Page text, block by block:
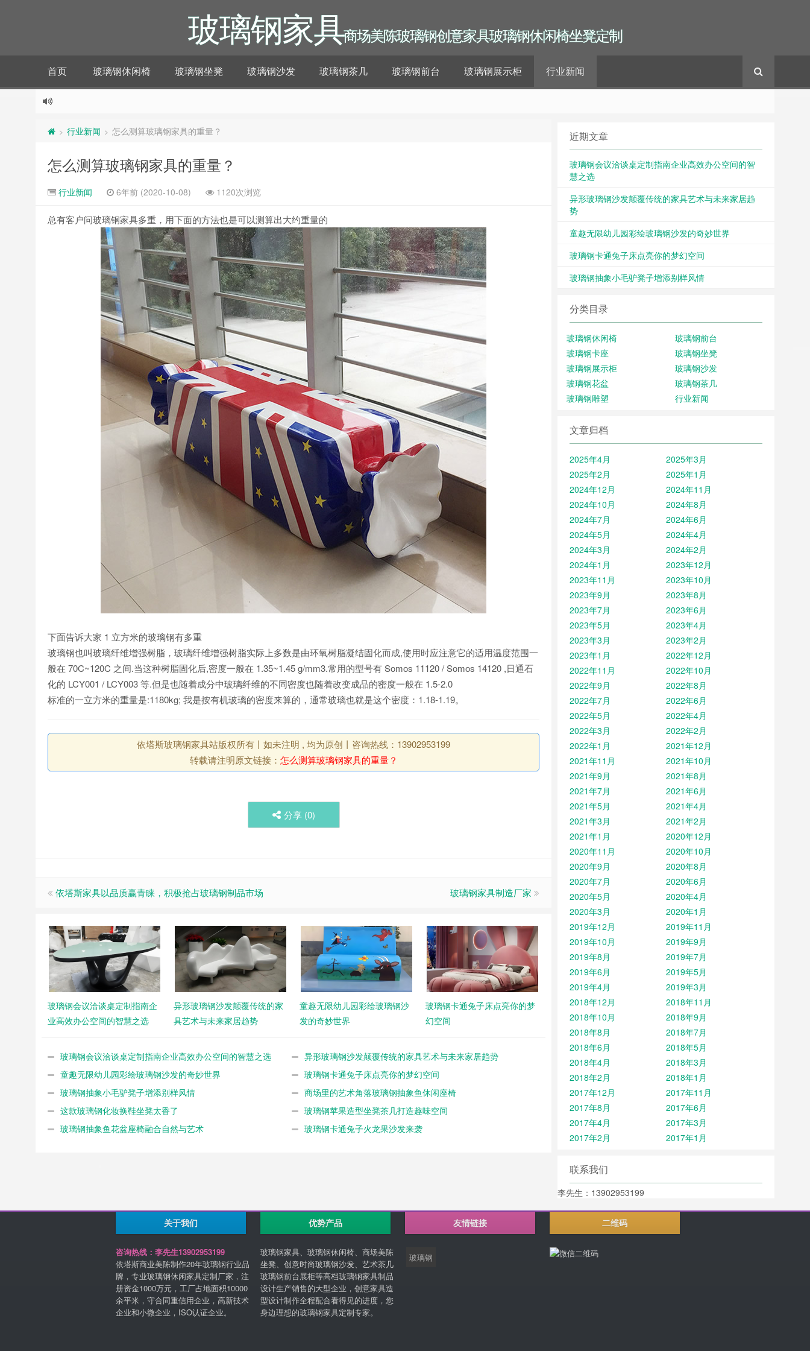
玻璃钢家具商场美陈玻璃钢创意家具玻璃钢休闲椅坐凳定制
首页 玻璃钢休闲椅 玻璃钢坐凳 玻璃钢沙发 玻璃钢茶几 玻璃钢前台 玻璃钢展示柜 行业新闻
> 行业新闻 > 怎么测算玻璃钢家具的重量？
怎么测算玻璃钢家具的重量？
行业新闻 6年前 (2020-10-08) 1120次浏览
总有客户问玻璃钢家具多重，用下面的方法也是可以测算出大约重量的
下面告诉大家 1 立方米的玻璃钢有多重
玻璃钢也叫玻璃纤维增强树脂，玻璃纤维增强树脂实际上多数是由环氧树脂凝结固化而成,使用时应注意它的适用温度范围一
般在 70C~120C 之间.当这种树脂固化后,密度一般在 1.35~1.45 g/mm3.常用的型号有 Somos 11120 / Somos 14120 ,日通石
化的 LCY001 / LCY003 等.但是也随着成分中玻璃纤维的不同密度也随着改变成品的密度一般在 1.5-2.0
标准的一立方米的重量是:1180kg; 我是按有机玻璃的密度来算的，通常玻璃也就是这个密度：1.18-1.19。
依塔斯玻璃钢家具站版权所有丨如未注明 , 均为原创丨咨询热线：13902953199
转载请注明原文链接： 怎么测算玻璃钢家具的重量？
分享 (0)
依塔斯家具以品质赢青睐，积极抢占玻璃钢制品市场 玻璃钢家具制造厂家
玻璃钢会议洽谈桌定制指南企
业高效办公空间的智慧之选
异形玻璃钢沙发颠覆传统的家
具艺术与未来家居趋势
童趣无限幼儿园彩绘玻璃钢沙
发的奇妙世界
玻璃钢卡通兔子床点亮你的梦
幻空间
玻璃钢会议洽谈桌定制指南企业高效办公空间的智慧之选
异形玻璃钢沙发颠覆传统的家具艺术与未来家居趋势
童趣无限幼儿园彩绘玻璃钢沙发的奇妙世界
玻璃钢卡通兔子床点亮你的梦幻空间
玻璃钢抽象小毛驴凳子增添别样风情
商场里的艺术角落玻璃钢抽象鱼休闲座椅
这款玻璃钢化妆换鞋坐凳太香了
玻璃钢苹果造型坐凳茶几打造趣味空间
玻璃钢抽象鱼花盆座椅融合自然与艺术
玻璃钢卡通兔子火龙果沙发来袭
近期文章
玻璃钢会议洽谈桌定制指南企业高效办公空间的智
慧之选
异形玻璃钢沙发颠覆传统的家具艺术与未来家居趋
势
童趣无限幼儿园彩绘玻璃钢沙发的奇妙世界
玻璃钢卡通兔子床点亮你的梦幻空间
玻璃钢抽象小毛驴凳子增添别样风情
分类目录
玻璃钢休闲椅
玻璃钢前台
玻璃钢卡座
玻璃钢坐凳
玻璃钢展示柜
玻璃钢沙发
玻璃钢花盆
玻璃钢茶几
玻璃钢雕塑
行业新闻
文章归档
2025年4月
2025年3月
2025年2月
2025年1月
2024年12月
2024年11月
2024年10月
2024年8月
2024年7月
2024年6月
2024年5月
2024年4月
2024年3月
2024年2月
2024年1月
2023年12月
2023年11月
2023年10月
2023年9月
2023年8月
2023年7月
2023年6月
2023年5月
2023年4月
2023年3月
2023年2月
2023年1月
2022年12月
2022年11月
2022年10月
2022年9月
2022年8月
2022年7月
2022年6月
2022年5月
2022年4月
2022年3月
2022年2月
2022年1月
2021年12月
2021年11月
2021年10月
2021年9月
2021年8月
2021年7月
2021年6月
2021年5月
2021年4月
2021年3月
2021年2月
2021年1月
2020年12月
2020年11月
2020年10月
2020年9月
2020年8月
2020年7月
2020年6月
2020年5月
2020年4月
2020年3月
2020年1月
2019年12月
2019年11月
2019年10月
2019年9月
2019年8月
2019年7月
2019年6月
2019年5月
2019年4月
2019年3月
2018年12月
2018年11月
2018年10月
2018年9月
2018年8月
2018年7月
2018年6月
2018年5月
2018年4月
2018年3月
2018年2月
2018年1月
2017年12月
2017年11月
2017年8月
2017年6月
2017年4月
2017年3月
2017年2月
2017年1月
联系我们
李先生：13902953199
关于我们
咨询热线：李先生13902953199
依塔斯商业美陈制作20年玻璃钢行业品
牌，专业玻璃钢休闲家具定制厂家，注
册资金1000万元，工厂占地面积10000
余平米，守合同重信用企业，高新技术
企业和小微企业，ISO认证企业。
优势产品
玻璃钢家具、玻璃钢休闲椅、商场美陈
坐凳、创意时尚玻璃钢沙发、艺术茶几
玻璃钢前台展柜等高档玻璃钢家具制品
设计生产销售的大型企业，创意家具造
型设计制作全程配合看得见的进度，您
身边理想的玻璃钢家具定制专家。
友情链接
玻璃钢
二维码